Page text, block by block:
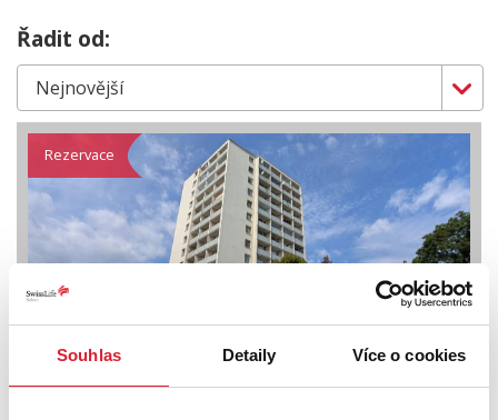
Souhlas Detaily Více o cookies
CHCI OCENIT NEMOVITOST
O NÁS
REFERENCE
SLUŽBY
KARIÉRA
FINANCOVÁNÍ / HYPOTÉKA
KONTAKT
Řadit od:
Rezervace
Prodej bytu 1+kk 22 m2 Malátova, Ústí nad